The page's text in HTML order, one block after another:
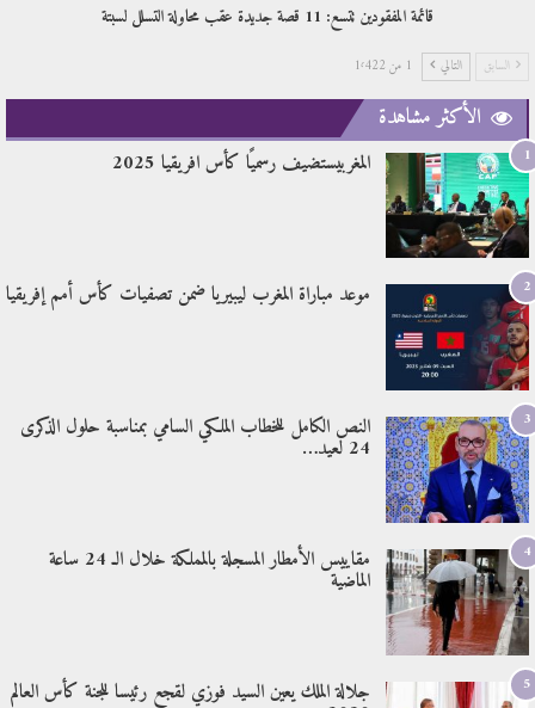
قائمة المفقودين تتسع: 11 قصة جديدة عقب محاولة التسلل لسبتة
السابق التالي 1 من 1٬422
الأكثر مشاهدة
1 المغربيستضيف رسميًا كأس افريقيا 2025
2 موعد مباراة المغرب ليبيريا ضمن تصفيات كأس أمم إفريقيا
3 النص الكامل للخطاب الملكي السامي بمناسبة حلول الذكرى
24 لعيد…
4 مقاييس الأمطار المسجلة بالمملكة خلال الـ 24 ساعة
الماضية
5 جلالة الملك يعين السيد فوزي لقجع رئيسا للجنة كأس العالم